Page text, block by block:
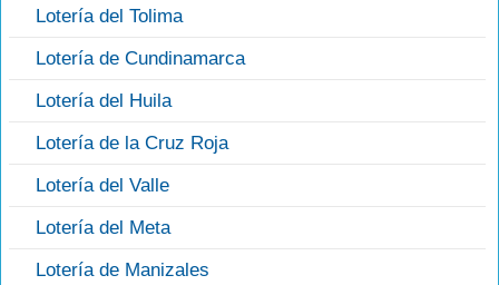
Lotería del Tolima
Lotería de Cundinamarca
Lotería del Huila
Lotería de la Cruz Roja
Lotería del Valle
Lotería del Meta
Lotería de Manizales